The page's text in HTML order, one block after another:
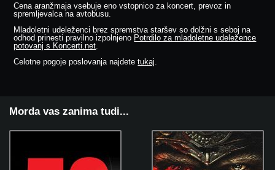
Cena aranžmaja vsebuje eno vstopnico za koncert, prevoz in
spremljevalca na avtobusu.
Mladoletni udeleženci brez spremstva staršev so dolžni s seboj na
odhod prinesti pravilno izpolnjeno Potrdilo za mladoletne udeležence
potovanj s Koncerti.net.
Celotne pogoje poslovanja najdetetukaj.
Morda vas zanima tudi...